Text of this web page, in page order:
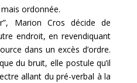
ordonnée.
Marion Cros décide de
endroit, en revendiquant
dans un excès d’ordre.
du bruit, elle postule qu’il
allant du pré-verbal à la